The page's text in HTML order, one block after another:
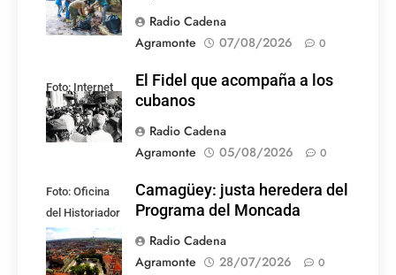
Radio Cadena
Agramonte
07/08/2026 0
Foto: Internet
El Fidel que acompaña a los
cubanos
Radio Cadena
Agramonte
05/08/2026 0
Foto: Oficina
del Historiador
de la Ciudad de
Camagüey
Camagüey: justa heredera del
Programa del Moncada
Radio Cadena
Agramonte
28/07/2026 0